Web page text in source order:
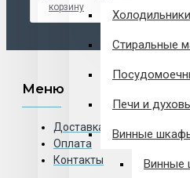
Холодильники
Стиральные
Печи и
Винные
Винные
корзину
Меню
Доставка
Оплата
Контакты